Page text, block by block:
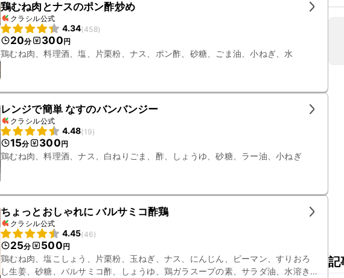
鶏むね肉とナスのポン酢炒め
クラシル公式
4.34(458)
20分 300円
鶏むね肉、料理酒、塩、片栗粉、ナス、ポン酢、砂糖、ごま油、小ねぎ、水
レンジで簡単 なすのバンバンジー
クラシル公式
4.48(19)
15分 300円
鶏むね肉、料理酒、ナス、白ねりごま、酢、しょうゆ、砂糖、ラー油、小ねぎ
ちょっとおしゃれに バルサミコ酢鶏
クラシル公式
4.45(46)
25分 500円
鶏むね肉、塩こしょう、片栗粉、玉ねぎ、ナス、にんじん、ピーマン、すりおろ
し生姜、砂糖、バルサミコ酢、しょうゆ、鶏ガラスープの素、サラダ油、水溶き
記